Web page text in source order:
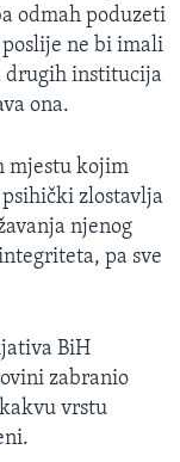
odmah poduzeti
poslije ne bi imali
drugih institucija
ona.
mjestu kojim
zlostavlja
njenog
pa sve
BiH
zabranio
vrstu